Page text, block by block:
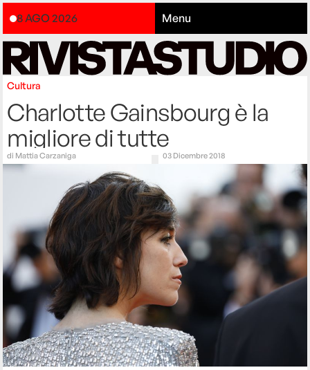
8 AGO 2026 Menu
Cultura
Charlotte Gainsbourg è la
migliore di tutte
di Mattia Carzaniga 03 Dicembre 2018